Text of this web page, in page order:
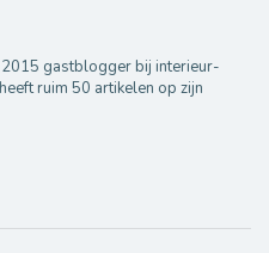
gastblogger bij interieur-
ruim 50 artikelen op zijn